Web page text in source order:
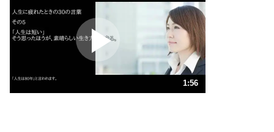
ポジティブになれない原因は、行動しないから。
ポジティブ思考になる30の方法
ストレス対策
人生、なんとかなるもの。
気楽に生きる30の方法
1:56